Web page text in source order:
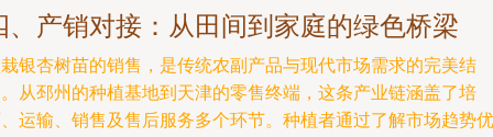
、产销对接：从田间到家庭的绿色桥梁
银杏树苗的销售，是传统农副产品与现代市场需求的完美结
从邳州的种植基地到天津的零售终端，这条产业链涵盖了培
运输、销售及售后服务多个环节。种植者通过了解市场趋势优